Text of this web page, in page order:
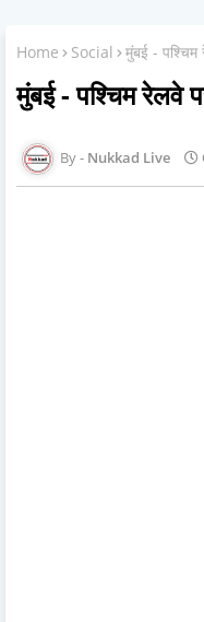
Home Social मुंबई - पश्चिम
मुंबई - पश्चिम रेलवे
Nukkad Live